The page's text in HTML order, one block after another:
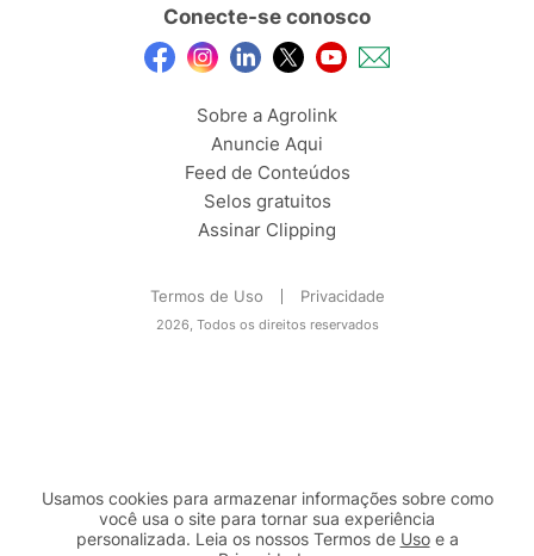
Conecte-se conosco
Sobre a Agrolink
Anuncie Aqui
Feed de Conteúdos
Selos gratuitos
Assinar Clipping
Termos de Uso Privacidade
2026, Todos os direitos reservados
Usamos cookies para armazenar informações sobre como
você usa o site para tornar sua experiência
personalizada. Leia os nossos Termos de Usoe a